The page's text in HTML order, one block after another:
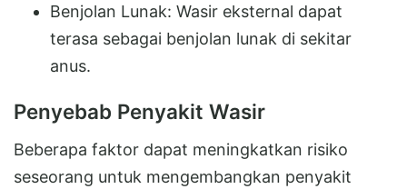
Benjolan Lunak: Wasir eksternal dapat
terasa sebagai benjolan lunak di sekitar
anus.
Penyebab Penyakit Wasir
Beberapa faktor dapat meningkatkan risiko
seseorang untuk mengembangkan penyakit